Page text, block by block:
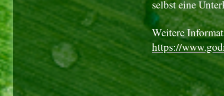
selbst eine
Weitere
https://